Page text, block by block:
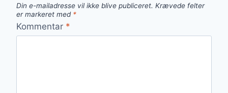
Din e-mailadresse vil ikke blive publiceret. Krævede felter
er markeret med *
Kommentar *